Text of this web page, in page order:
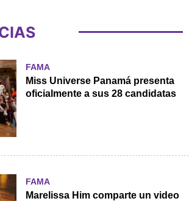
FAMA
Miss Universe Panamá presenta
oficialmente a sus 28 candidatas
FAMA
Marelissa Him comparte un video